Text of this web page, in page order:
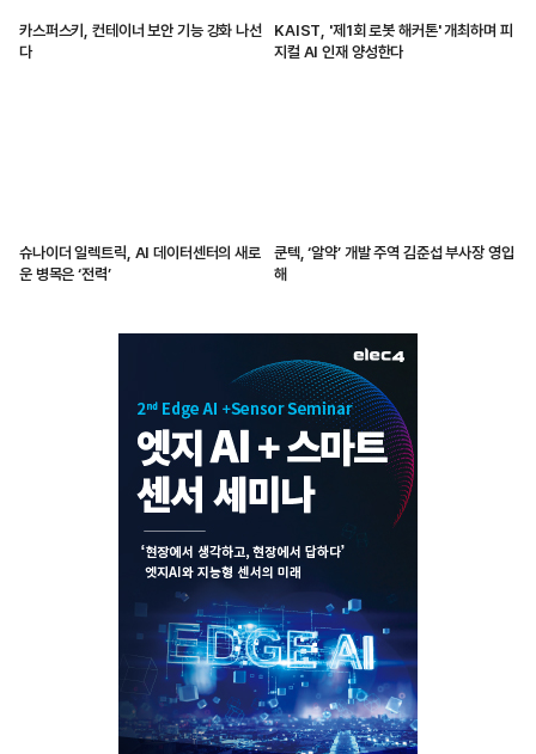
카스퍼스키, 컨테이너 보안 기능 강화 나선
다
KAIST, '제1회 로봇 해커톤' 개최하며 피
지컬 AI 인재 양성한다
슈나이더 일렉트릭, AI 데이터센터의 새로
운 병목은 ‘전력’
쿤텍, ‘알약’ 개발 주역 김준섭 부사장 영입
해